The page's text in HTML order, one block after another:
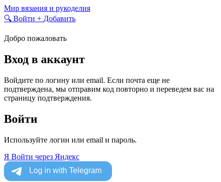
Skip
to
Мир вязания и рукоделия
🔍 Войти + Добавить
Добро пожаловать
Вход в аккаунт
Войдите по логину или email. Если почта еще не
подтверждена, мы отправим код повторно и переведем вас на
страницу подтверждения.
Войти
Используйте логин или email и пароль.
Я Войти через Яндекс